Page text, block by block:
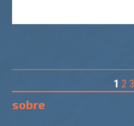
10.000. Infelizmente, a
pela Louis Vuitton, não
1 2 3
sobre